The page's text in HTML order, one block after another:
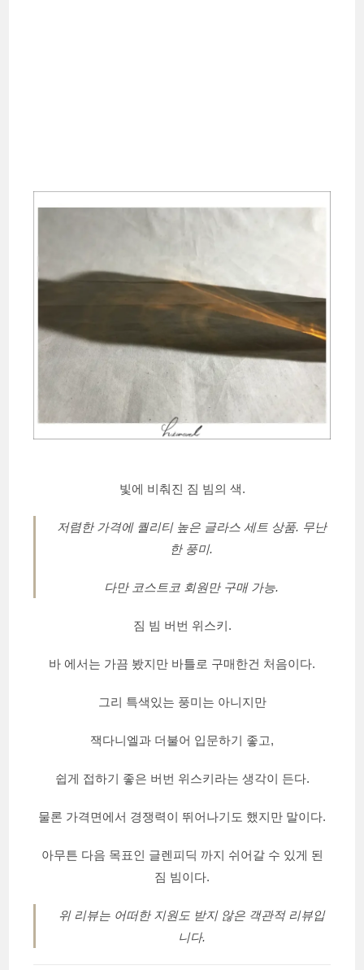
빛에 비춰진 짐 빔의 색.
저렴한 가격에 퀄리티 높은 글라스 세트 상품. 무난
한 풍미.
다만 코스트코 회원만 구매 가능.
짐 빔 버번 위스키.
바 에서는 가끔 봤지만 바틀로 구매한건 처음이다.
그리 특색있는 풍미는 아니지만
잭다니엘과 더불어 입문하기 좋고,
쉽게 접하기 좋은 버번 위스키라는 생각이 든다.
물론 가격면에서 경쟁력이 뛰어나기도 했지만 말이다.
아무튼 다음 목표인 글렌피딕 까지 쉬어갈 수 있게 된
짐 빔이다.
위 리뷰는 어떠한 지원도 받지 않은 객관적 리뷰입
니다.